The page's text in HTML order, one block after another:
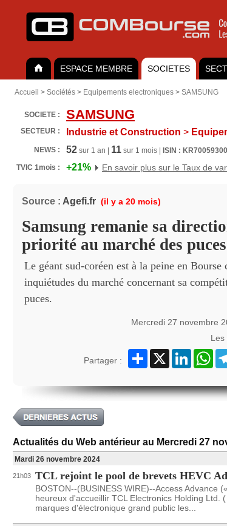
ESPACE MEMBRE SOCIETES
Accueil > Sociétés > Equipements electroniques > SAMSUNG
SOCIETE : SAMSUNG
SECTEUR : Industrie et Construction >
NEWS : 52 sur 1 an | 11 sur 1 mois |
ISIN :
TVIC 1mois :
+21% En savoir plus sur le Taux de
Source : Agefi.fr (il y a 20 mois)
Samsung remanie sa
priorité au marché des
Le géant sud-coréen est à la peine en Bourse
inquiétudes du marché concernant sa
puces.
Mercredi 27 novembre
Les
Partager :
Partager
X LinkedIn
Actualités du Web antérieur au Mercredi 27
Mardi 26 novembre 2024
21h03 TCL rejoint le pool de brevets HEVC
BOSTON--(BUSINESS WIRE)--Access Advance
heureux d'accueillir TCL Electronics Holding Ltd.
marques d'électronique grand public les...